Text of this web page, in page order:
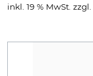
inkl. 19 % MwSt. zzgl.